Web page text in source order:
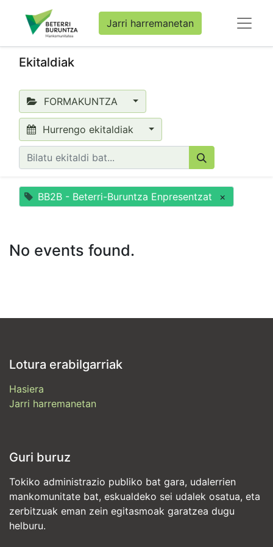
Jarri harremanetan
Ekitaldiak
FORMAKUNTZA
Hurrengo ekitaldiak
BB2B - Beterri-Buruntza Enpresentzat ×
No events found.
Lotura erabilgarriak
Hasiera
Jarri harremanetan
Guri buruz
Tokiko administrazio publiko bat gara, udalerrien
mankomunitate bat, eskualdeko sei udalek osatua, eta
zerbitzuak eman zein egitasmoak garatzea dugu
helburu.